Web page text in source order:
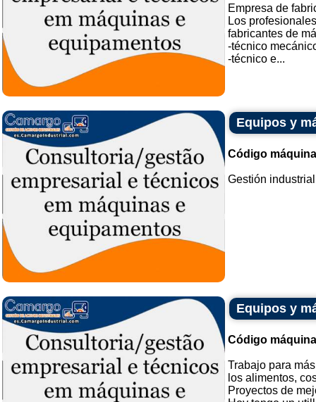
Empresa de
Los
fabricantes de
-técnico
-técnico e...
Equipos y
Código
Gestión
Equipos y
Código
Trabajo para
los alimentos,
Proyectos de